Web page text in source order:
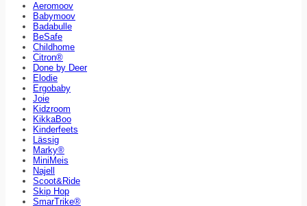
Aeromoov
Babymoov
Badabulle
BeSafe
Childhome
Citron®
Done by Deer
Elodie
Ergobaby
Joie
Kidzroom
KikkaBoo
Kinderfeets
Lässig
Marky®
MiniMeis
Najell
Scoot&Ride
Skip Hop
SmarTrike®